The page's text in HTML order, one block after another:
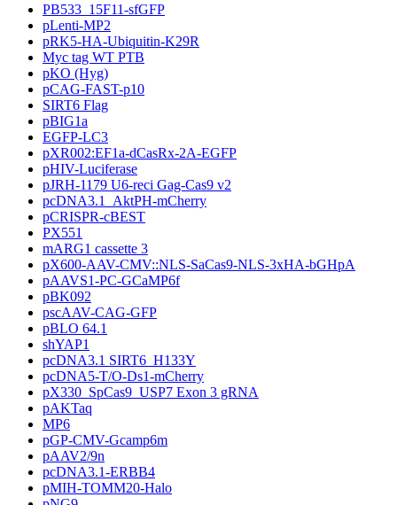
PB533_15F11-sfGFP
pLenti-MP2
pRK5-HA-Ubiquitin-K29R
Myc tag WT PTB
pKO (Hyg)
pCAG-FAST-p10
SIRT6 Flag
pBIG1a
EGFP-LC3
pXR002:EF1a-dCasRx-2A-EGFP
pHIV-Luciferase
pJRH-1179 U6-reci Gag-Cas9 v2
pcDNA3.1_AktPH-mCherry
pCRISPR-cBEST
PX551
mARG1 cassette 3
pX600-AAV-CMV::NLS-SaCas9-NLS-3xHA-bGHpA
pAAVS1-PC-GCaMP6f
pBK092
pscAAV-CAG-GFP
pBLO 64.1
shYAP1
pcDNA3.1 SIRT6_H133Y
pcDNA5-T/O-Ds1-mCherry
pX330_SpCas9_USP7 Exon 3 gRNA
pAKTaq
MP6
pGP-CMV-Gcamp6m
pAAV2/9n
pcDNA3.1-ERBB4
pMIH-TOMM20-Halo